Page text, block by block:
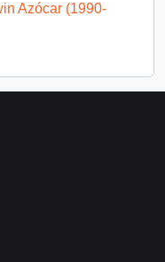
Azócar (1990-